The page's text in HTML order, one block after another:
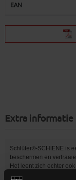
EAN
Extra informatie
Schlüter®-SCHIENE is
beschermen en
Het leent zich echter